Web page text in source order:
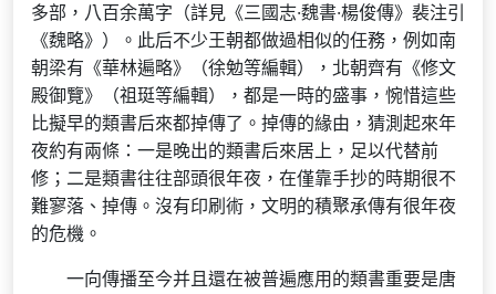
多部，八百余萬字（詳見《三國志·魏書·楊俊傳》裴注引
《魏略》）。此后不少王朝都做過相似的任務，例如南
朝梁有《華林遍略》（徐勉等編輯），北朝齊有《修文
殿御覽》（祖珽等編輯），都是一時的盛事，惋惜這些
比擬早的類書后來都掉傳了。掉傳的緣由，猜測起來年
夜約有兩條：一是晚出的類書后來居上，足以代替前
修；二是類書往往部頭很年夜，在僅靠手抄的時期很不
難寥落、掉傳。沒有印刷術，文明的積聚承傳有很年夜
的危機。
一向傳播至今并且還在被普遍應用的類書重要是唐